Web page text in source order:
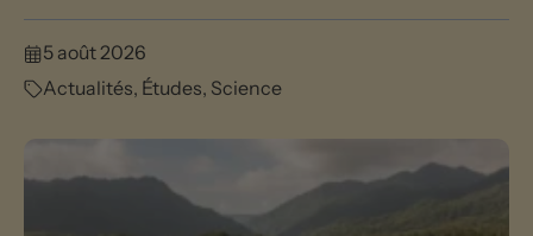
5 août 2026
Actualités, Études, Science